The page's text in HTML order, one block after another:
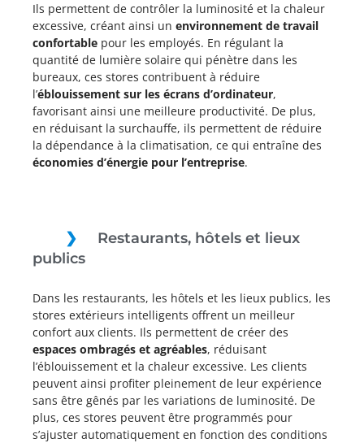
Ils permettent de contrôler la luminosité et la chaleur
excessive, créant ainsi un environnement de travail
confortable pour les employés. En régulant la
quantité de lumière solaire qui pénètre dans les
bureaux, ces stores contribuent à réduire
l’éblouissement sur les écrans d’ordinateur,
favorisant ainsi une meilleure productivité. De plus,
en réduisant la surchauffe, ils permettent de réduire
la dépendance à la climatisation, ce qui entraîne des
économies d’énergie pour l’entreprise.
Restaurants, hôtels et lieux
publics
Dans les restaurants, les hôtels et les lieux publics, les
stores extérieurs intelligents offrent un meilleur
confort aux clients. Ils permettent de créer des
espaces ombragés et agréables, réduisant
l’éblouissement et la chaleur excessive. Les clients
peuvent ainsi profiter pleinement de leur expérience
sans être gênés par les variations de luminosité. De
plus, ces stores peuvent être programmés pour
s’ajuster automatiquement en fonction des conditions